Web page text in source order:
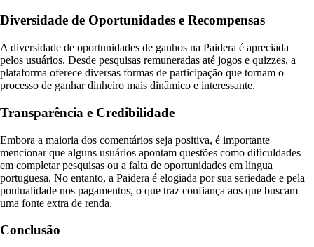
Diversidade de Oportunidades e Recompensas
A diversidade de oportunidades de ganhos na Paidera é apreciada
pelos usuários. Desde pesquisas remuneradas até jogos e quizzes, a
plataforma oferece diversas formas de participação que tornam o
processo de ganhar dinheiro mais dinâmico e interessante.
Transparência e Credibilidade
Embora a maioria dos comentários seja positiva, é importante
mencionar que alguns usuários apontam questões como dificuldades
em completar pesquisas ou a falta de oportunidades em língua
portuguesa. No entanto, a Paidera é elogiada por sua seriedade e pela
pontualidade nos pagamentos, o que traz confiança aos que buscam
uma fonte extra de renda.
Conclusão